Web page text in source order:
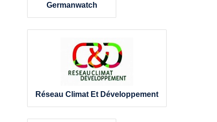
Germanwatch
Réseau Climat Et Développement